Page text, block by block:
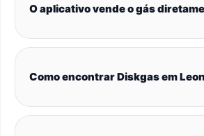
O aplicativo vende o gás
Como encontrar Diskgas em